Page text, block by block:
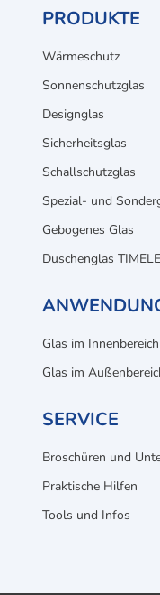
PRODUKTE
Wärmeschutz
Sonnenschutzglas
Designglas
Sicherheitsglas
Schallschutzglas
Spezial- und
Gebogenes Glas
Duschenglas
Glas im Innenbereich
Glas im
SERVICE
Broschüren und
Praktische Hilfen
Tools und Infos